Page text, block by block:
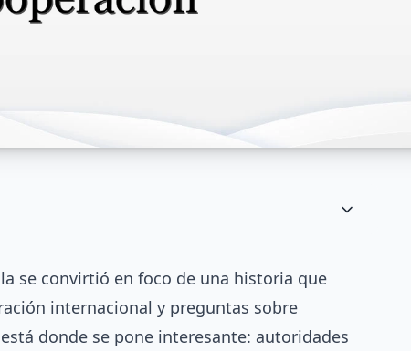
se convirtió en foco de una historia que
internacional y preguntas sobre
donde se pone interesante: autoridades